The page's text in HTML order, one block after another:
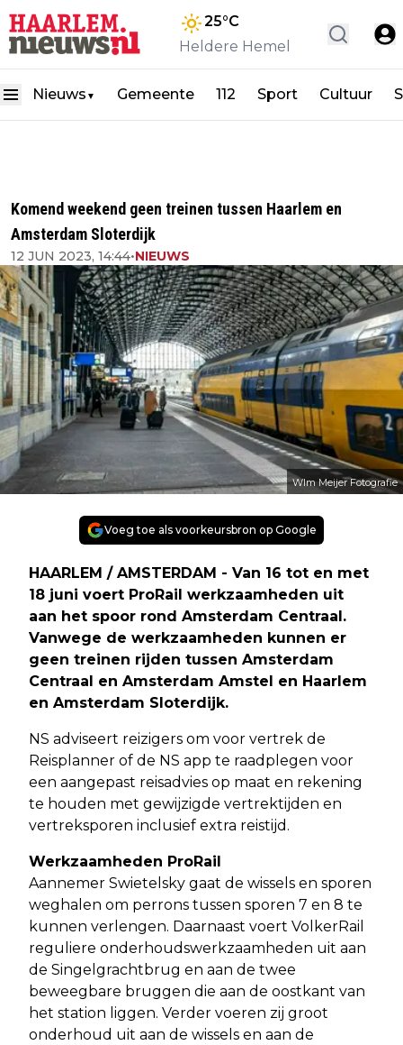
25°C
Heldere Hemel
Nieuws ▼ Gemeente 112 Sport Cultuur
Komend weekend geen treinen tussen Haarlem en
Amsterdam Sloterdijk
12 JUN 2023, 14:44•NIEUWS
WIm Meijer Fotografie
Voeg toe als voorkeursbron op Google
HAARLEM / AMSTERDAM - Van 16 tot en met
18 juni voert ProRail werkzaamheden uit
aan het spoor rond Amsterdam Centraal.
Vanwege de werkzaamheden kunnen er
geen treinen rijden tussen Amsterdam
Centraal en Amsterdam Amstel en Haarlem
en Amsterdam Sloterdijk.
NS adviseert reizigers om voor vertrek de
Reisplanner of de NS app te raadplegen voor
een aangepast reisadvies op maat en rekening
te houden met gewijzigde vertrektijden en
vertreksporen inclusief extra reistijd.
Werkzaamheden ProRail
Aannemer Swietelsky gaat de wissels en sporen
weghalen om perrons tussen sporen 7 en 8 te
kunnen verlengen. Daarnaast voert VolkerRail
reguliere onderhoudswerkzaamheden uit aan
de Singelgrachtbrug en aan de twee
beweegbare bruggen die aan de oostkant van
het station liggen. Verder voeren zij groot
onderhoud uit aan de wissels en aan de